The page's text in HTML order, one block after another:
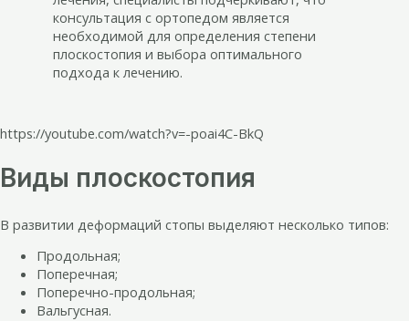
консультация с ортопедом является
необходимой для определения степени
плоскостопия и выбора оптимального
подхода к лечению.
https://youtube.com/watch?v=-poai4C-BkQ
Виды плоскостопия
В развитии деформаций стопы выделяют несколько типов:
Продольная;
Поперечная;
Поперечно-продольная;
Вальгусная.